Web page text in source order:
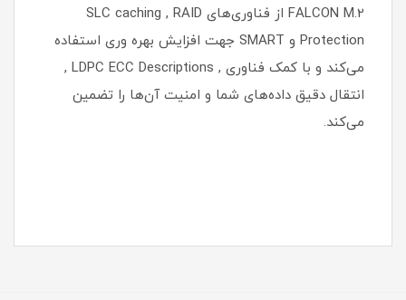
FALCON M.2 از فناوری‌های SLC caching , RAID
Protection و SMART جهت افزایش بهره وری استفاده
می‌کند و با کمک فناوری , LDPC ECC Descriptions ,
انتقال دقیق داده‌های شما و امنیت آن‌ها را تضمین
می‌کند.